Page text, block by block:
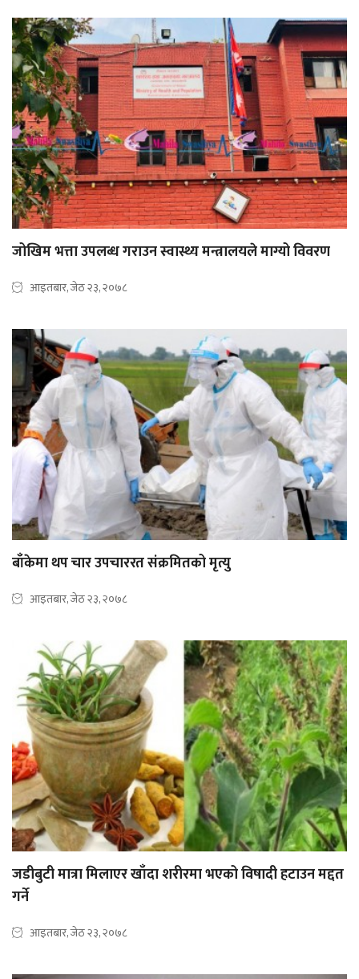
जोखिम भत्ता उपलब्ध गराउन स्वास्थ्य मन्त्रालयले माग्यो विवरण
आइतबार, जेठ २३, २०७८
बाँकेमा थप चार उपचाररत संक्रमितको मृत्यु
आइतबार, जेठ २३, २०७८
जडीबुटी मात्रा मिलाएर खाँदा शरीरमा भएको विषादी हटाउन मद्दत
गर्ने
आइतबार, जेठ २३, २०७८